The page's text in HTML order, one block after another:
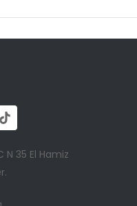
N 35 El Hamiz